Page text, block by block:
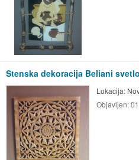
Stenska dekoracija Beliani
Lokacija:
Objavljen: